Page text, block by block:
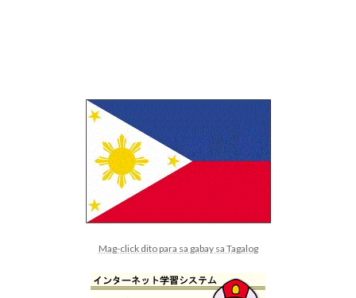
Mag-click dito para sa gabay sa Tagalog